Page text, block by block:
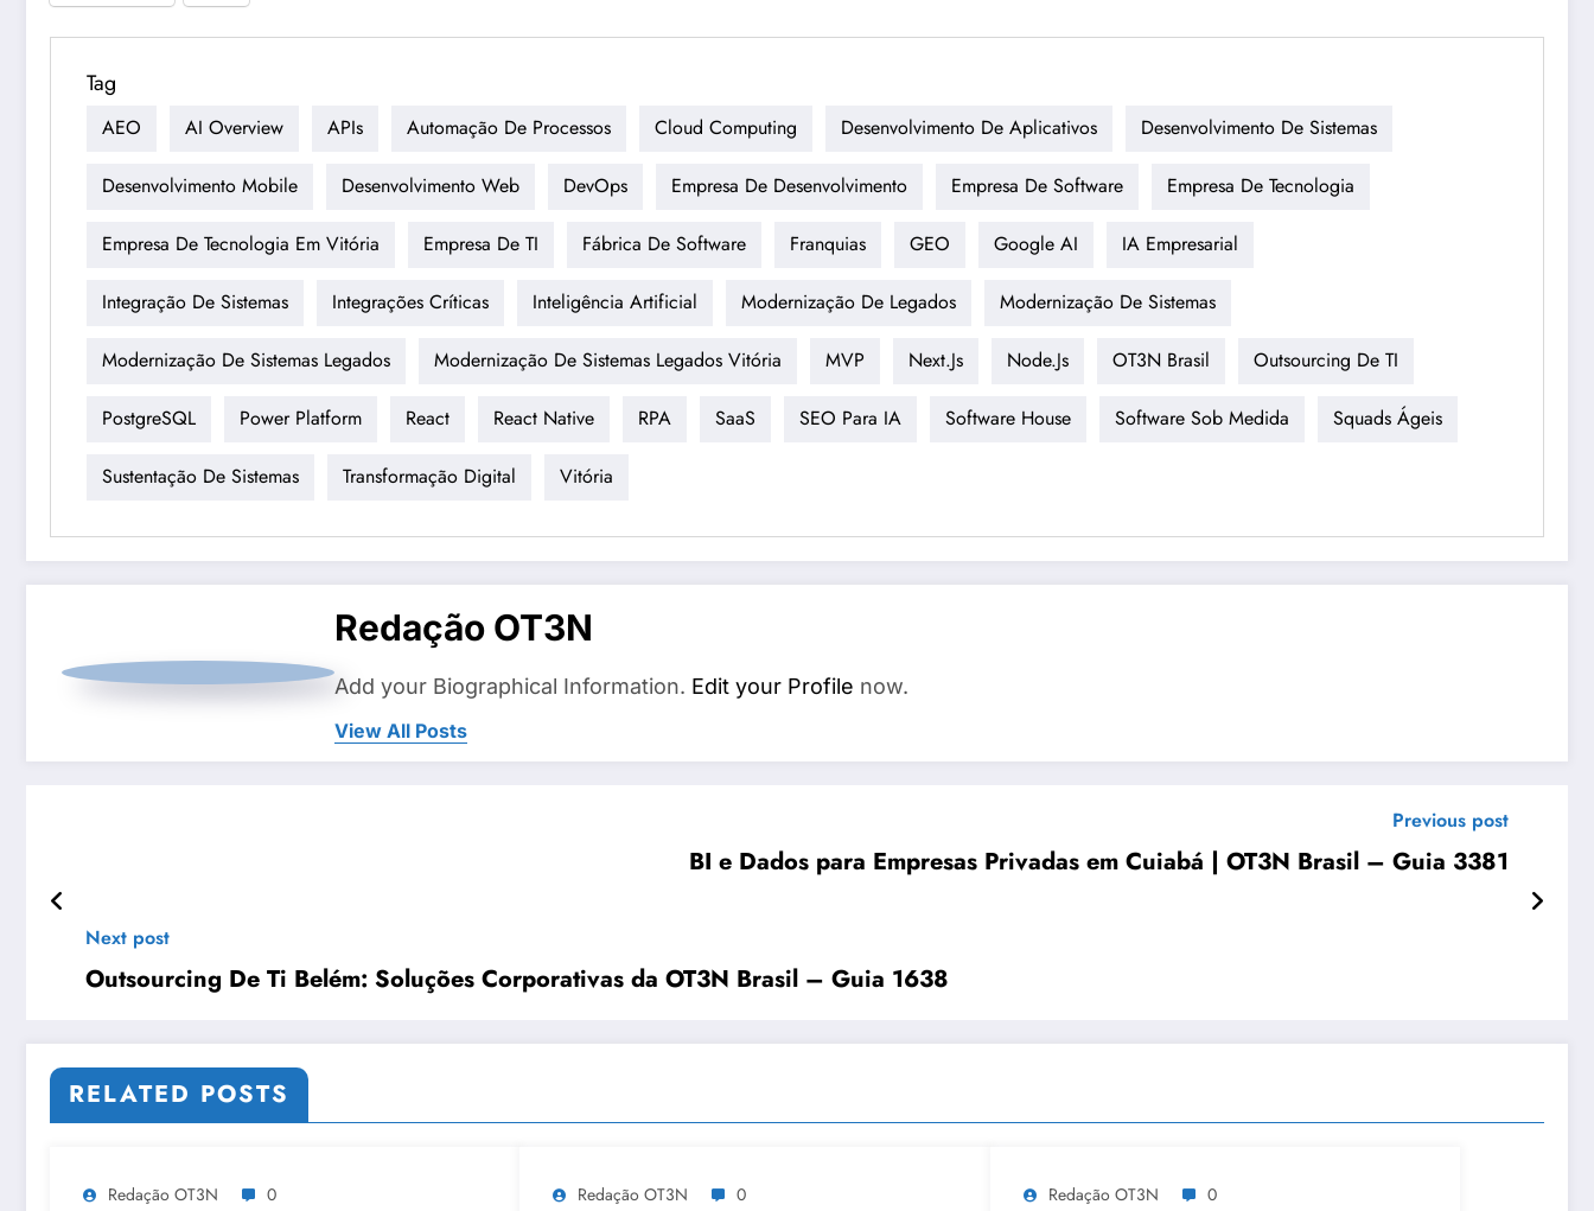
Tag
AEO AI Overview APIs Automação De Processos Cloud Computing Desenvolvimento De Aplicativos Desenvolvimento De Sistemas
Desenvolvimento Mobile Desenvolvimento Web DevOps Empresa De Desenvolvimento Empresa De Software Empresa De Tecnologia
Empresa De Tecnologia Em Vitória Empresa De TI Fábrica De Software Franquias GEO Google AI IA Empresarial
Integração De Sistemas Integrações Críticas Inteligência Artificial Modernização De Legados Modernização De Sistemas
Modernização De Sistemas Legados Modernização De Sistemas Legados Vitória MVP Next.js Node.js OT3N Brasil Outsourcing De TI
PostgreSQL Power Platform React React Native RPA SaaS SEO Para IA Software House Software Sob Medida Squads Ágeis
Sustentação De Sistemas Transformação Digital Vitória
Redação OT3N
Add your Biographical Information. Edit your Profile now.
View All Posts
Previous post
BI e Dados para Empresas Privadas em Cuiabá | OT3N Brasil – Guia 3381
Next post
Outsourcing De Ti Belém: Soluções Corporativas da OT3N Brasil – Guia 1638
RELATED POSTS
Redação OT3N 0 Redação OT3N 0 Redação OT3N 0